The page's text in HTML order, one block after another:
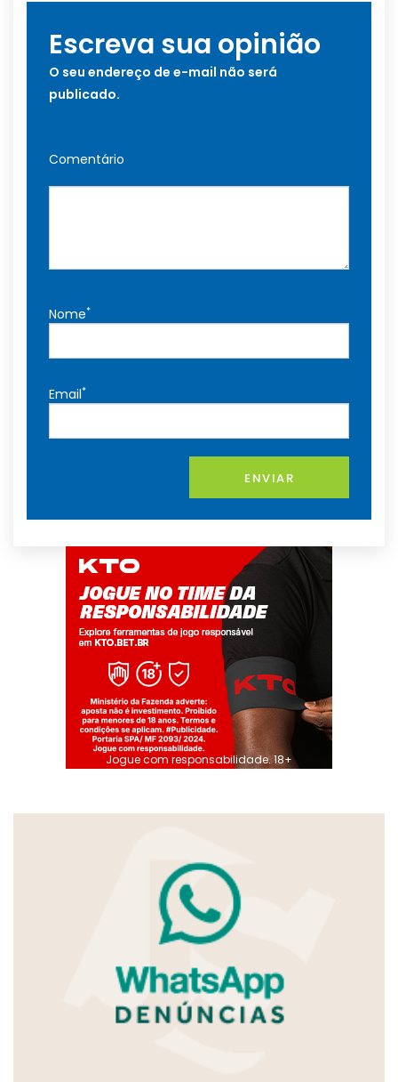
Escreva sua opinião
O seu endereço de e-mail não será
publicado.
Comentário
Nome*
Email*
ENVIAR
Jogue com responsabilidade. 18+